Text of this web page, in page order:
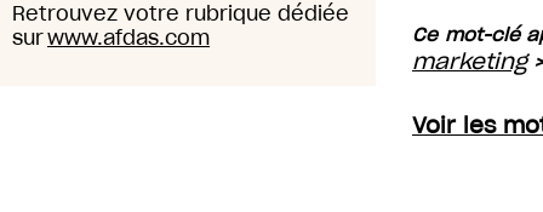
Retrouvez votre rubrique dédiée
surwww.afdas.com Ce mot-clé
marketing
Voir les